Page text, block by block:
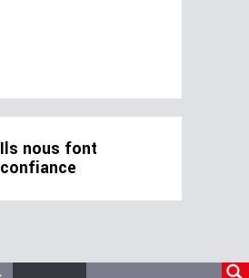
Ils nous font
confiance